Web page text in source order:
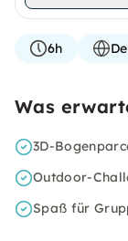
6h
Was
3D-
Outdoor-
Spaß für